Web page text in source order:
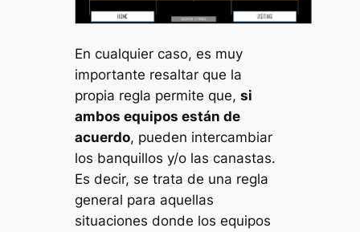
En cualquier caso, es muy
importante resaltar que la
propia regla permite que,si
ambos equipos están de
acuerdo, pueden intercambiar
los banquillos y/o las canastas.
Es decir, se trata de una regla
general para aquellas
situaciones donde los equipos